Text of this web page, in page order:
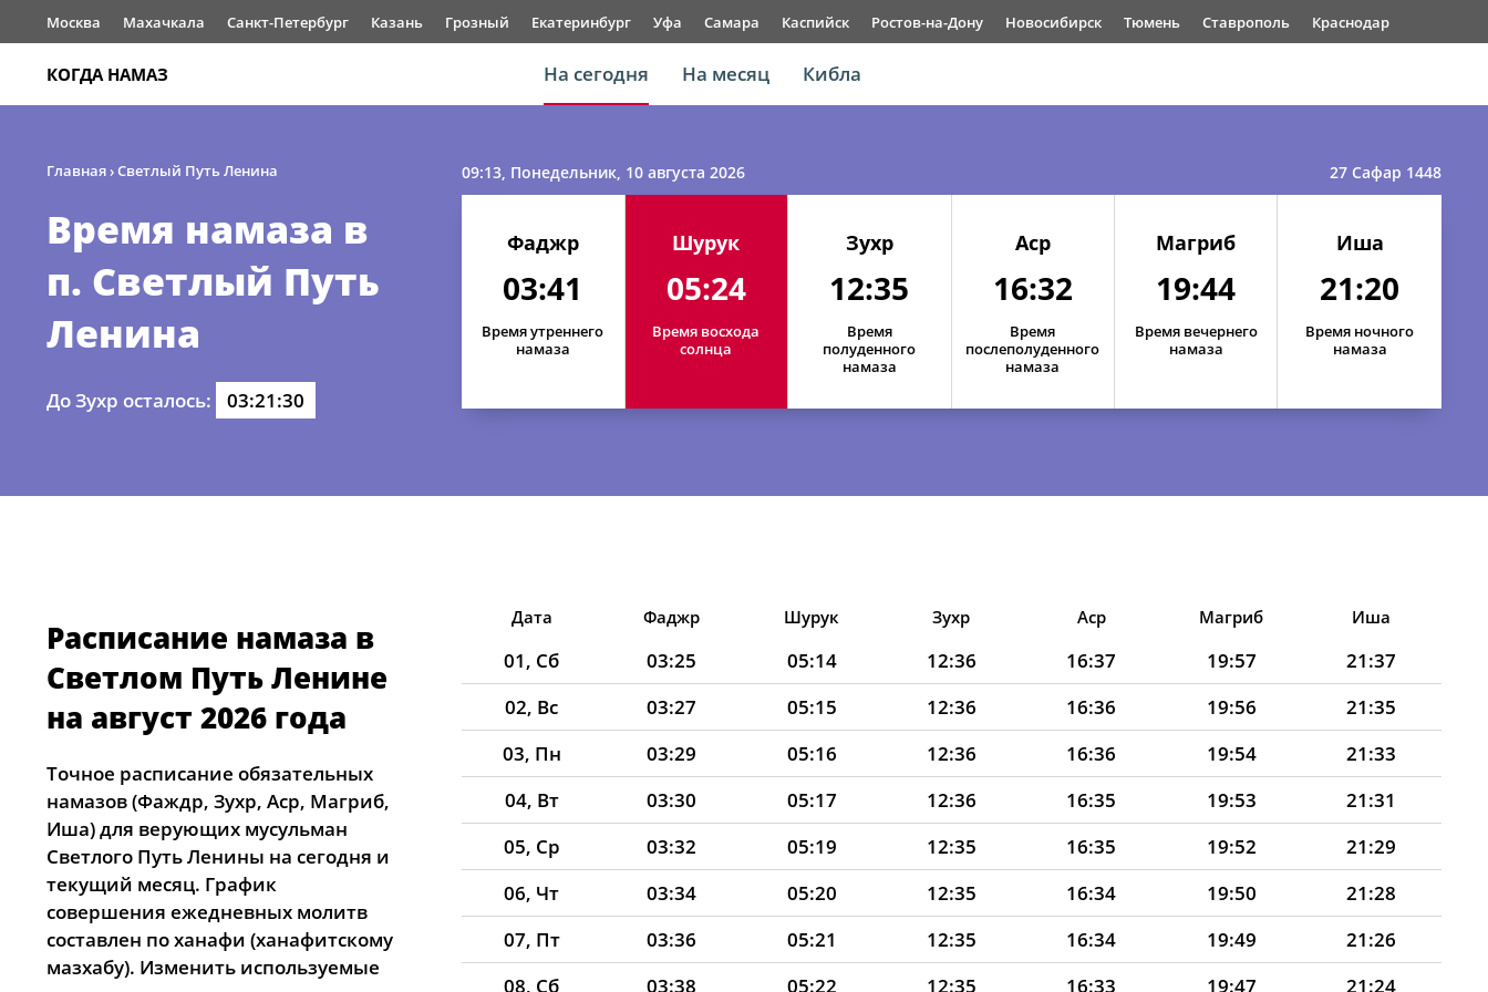
Москва Махачкала Санкт-Петербург Казань Грозный Екатеринбург Уфа Самара Каспийск Ростов-на-Дону Новосибирск Тюмень Ставрополь Краснодар
КОГДА НАМАЗ На сегодня На месяц Кибла
Главная›Светлый Путь Ленина
Время намаза в
п. Светлый Путь
Ленина
До Зухр осталось: 03:21:29
09:13, Понедельник, 10 августа 2026 27 Сафар 1448
Фаджр
03:41
Время утреннего
намаза
Шурук
05:24
Время восхода
солнца
Зухр
12:35
Время
полуденного
намаза
Аср
16:32
Время
послеполуденного
намаза
Магриб
19:44
Время вечернего
намаза
Иша
21:20
Время ночного
намаза
Расписание намаза в
Светлом Путь Ленине
на август 2026 года
Точное расписание обязательных
намазов (Фаждр, Зухр, Аср, Магриб,
Иша) для верующих мусульман
Светлого Путь Ленины на сегодня и
текущий месяц. График
совершения ежедневных молитв
составлен по ханафи (ханафитскому
мазхабу). Изменить используемые
Дата Фаджр Шурук Зухр Аср Магриб Иша
01, Сб 03:25 05:14 12:36 16:37 19:57
21:37
02, Вс
03:27 05:15 12:36 16:36 19:56
21:35
03, Пн
03:29 05:16 12:36 16:36 19:54
21:33
04, Вт
03:30 05:17 12:36 16:35 19:53
21:31
05, Ср
03:32 05:19 12:35 16:35 19:52
21:29
06, Чт
03:34 05:20 12:35 16:34 19:50
21:28
07, Пт
03:36 05:21 12:35 16:34 19:49
21:26
08, Сб
03:38 05:22 12:35 16:33 19:47
21:24